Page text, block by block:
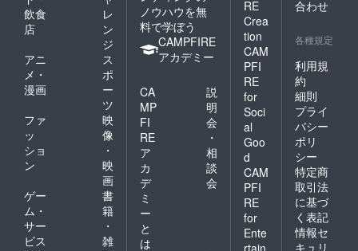
飲食
店
レ
ン
ジ
アニ
メ・
漫画
ス
ポ
ー
ツ
ファ
ッ
ショ
ン
映
像
・
映
画
ゲー
ム・
サー
ビス
書
籍
・
雑
ノウハウを無
料で学ぼう
CAMPFIRE
アカデミー
CA
MP
FI
RE
ア
カ
デ
ミ
ー
と
は
説
明
会
・
相
談
会
RE
Crea
tion
CAM
PFI
RE
for
Soci
al
Goo
d
CAM
PFI
RE
for
Ente
rtain
合わせ
各種規定
利用規
約
細則
プライ
バシー
ポリ
シー
特定商
取引法
に基づ
く表記
情報セ
キュリ